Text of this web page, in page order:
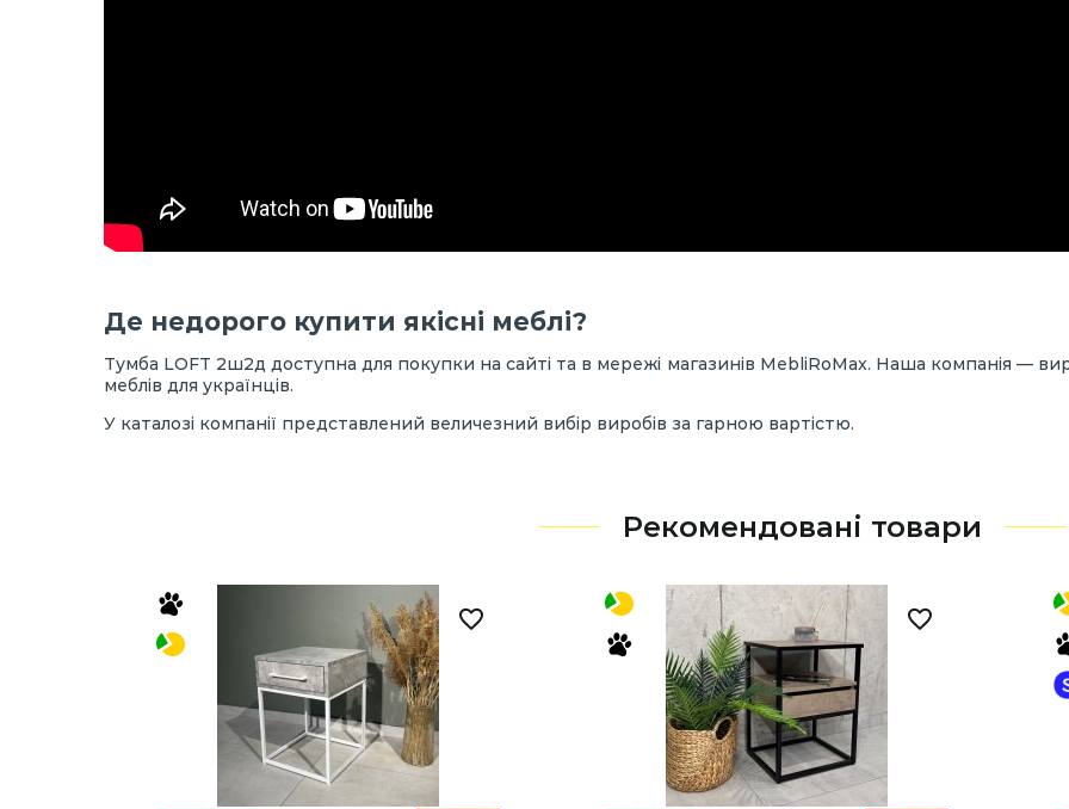
Де недорого купити якісні меблі?
Тумба LOFT 2ш2д доступна для покупки на сайті та в мережі магазинів MebliRoMax. Наша компанія —
меблів для українців.
У каталозі компанії представлений величезний вибір виробів за гарною вартістю.
Рекомендовані товари